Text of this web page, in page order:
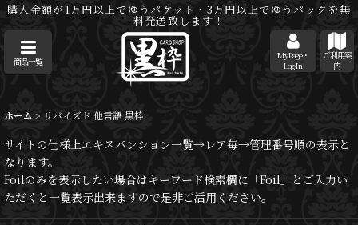
購入金額が1万円以上でゆうパケット・3万円以上でゆうパックを無
料発送致します！
商品一覧
MyPage・
Log-In
ご利用案
内
ホーム > リバイズド 他言語 黒枠
サイトの仕様上エキスパンション一覧→レア毎→管理番号順の表示と
なります。
Foilのみを表示したい場合はキーワード検索欄に「Foil」とご入力い
ただくと一覧表示出来ますので是非ご活用ください。